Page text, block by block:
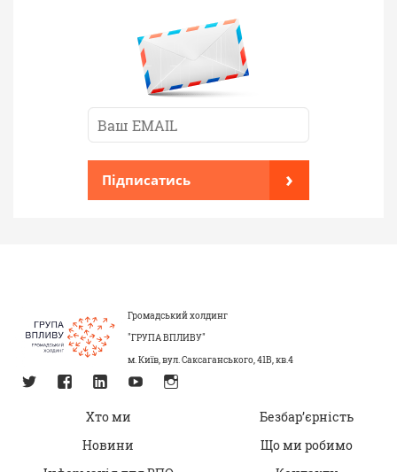
Підписатись ›
Громадський холдинг
"ГРУПА ВПЛИВУ"
м. Київ, вул. Саксаганського, 41В, кв.4
Хто ми
Новини
Безбар’єрність
Що ми робимо